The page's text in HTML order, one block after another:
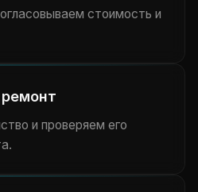
стоимость и
и проверяем его